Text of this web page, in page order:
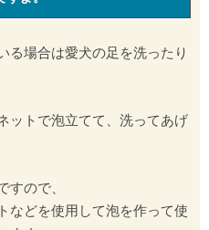
る場合は愛犬の足を洗ったり
ットで泡立てて、洗ってあげ
ので、
などを使用して泡を作って使